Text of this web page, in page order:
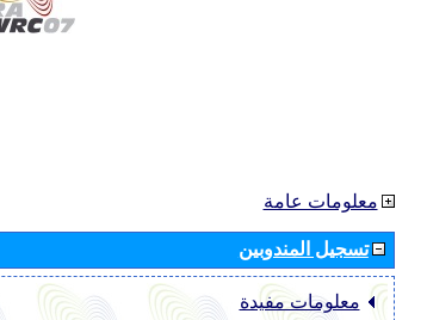
معلومات عامة
تسجيل المندوبين
معلومات مفيدة